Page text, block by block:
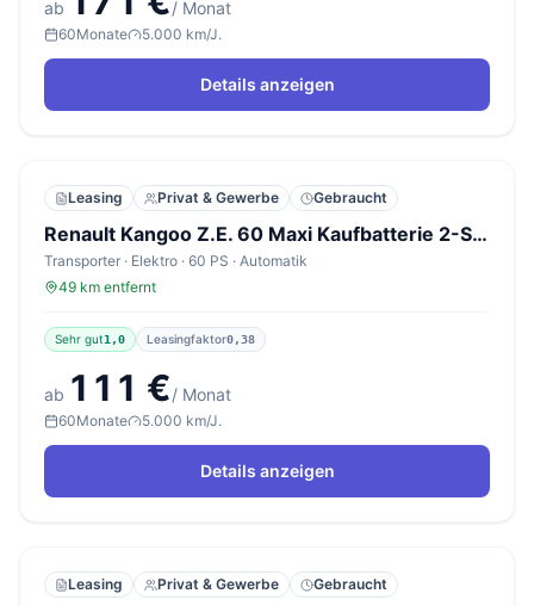
ab / Monat
60Monate 5.000 km/J.
Details anzeigen
Leasing Privat & Gewerbe Gebraucht
Renault Kangoo Z.E. 60 Maxi Kaufbatterie 2-S PDC Temp
Transporter · Elektro · 60 PS · Automatik
49 km entfernt
Sehr gut1,0 Leasingfaktor0,38
ab 111 €/ Monat
60Monate 5.000 km/J.
Details anzeigen
Leasing Privat & Gewerbe Gebraucht